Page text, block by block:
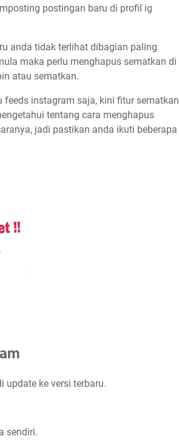
postingan baru di profil ig
anda tidak terlihat dibagian paling
maka perlu menghapus sematkan di
atau sematkan.
instagram saja, kini fitur sematkan
tentang cara menghapus
jadi pastikan anda ikuti beberapa
update ke versi terbaru.
sendiri.